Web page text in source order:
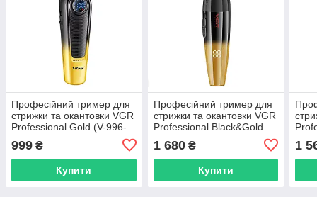
Професійний тример для
стрижки та окантовки VGR
Professional Gold (V-996-
999 ₴
Купити
Професійний тример для
стрижки та окантовки VGR
Professional Black&Gold
1 680₴
Купити
1